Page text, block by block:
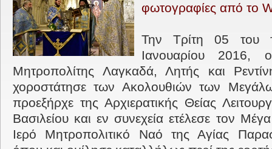
φωτογραφίες από το
Την Τρίτη 05 του
Ιανουαρίου 2016,
Μητροπολίτης Λαγκαδά, Λητής και
χοροστάτησε των Ακολουθιών των
προεξήρχε της Αρχιερατικής Θείας
Βασιλείου και εν συνεχεία ετέλεσε τον
Ιερό Μητροπολιτικό Ναό της Αγίας